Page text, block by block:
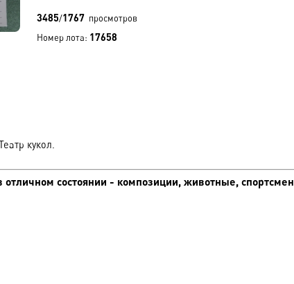
3485/1767 просмотров
Номер лота: 17658
кукол.
состоянии - композиции, животные,